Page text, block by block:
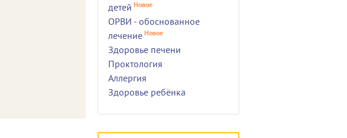
детей Новое
ОРВИ - обоснованное
лечение Новое
Здоровье печени
Проктология
Аллергия
Здоровье ребёнка